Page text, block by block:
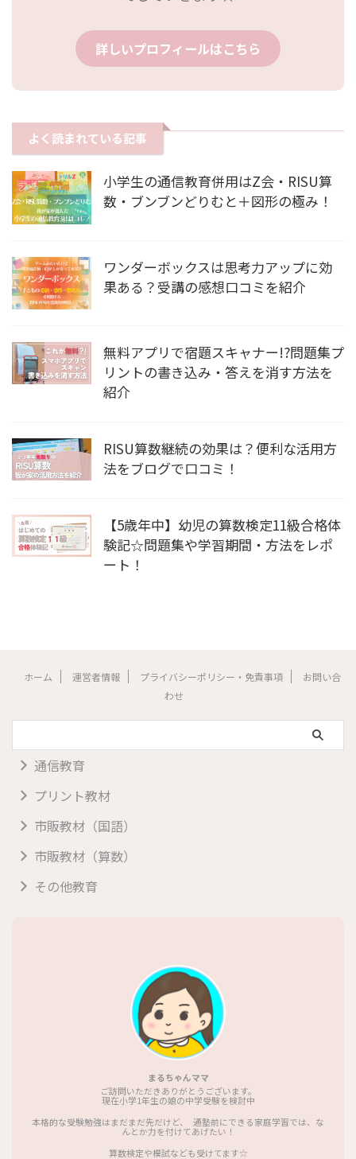
詳しいプロフィールはこちら
よく読まれている記事
小学生の通信教育併用はZ会・RISU算
数・ブンブンどりむと＋図形の極み！
ワンダーボックスは思考力アップに効
果ある？受講の感想口コミを紹介
無料アプリで宿題スキャナー!?問題集プ
リントの書き込み・答えを消す方法を
紹介
RISU算数継続の効果は？便利な活用方
法をブログで口コミ！
【5歳年中】幼児の算数検定11級合格体
験記☆問題集や学習期間・方法をレポ
ート！
ホーム 運営者情報 プライバシーポリシー・免責事項
お問い合
わせ
通信教育
プリント教材
市販教材（国語）
市販教材（算数）
その他教育
まるちゃんママ
ご訪問いただきありがとうございます。
現在小学1年生の娘の中学受験を検討中
本格的な受験勉強はまだまだ先だけど、 通塾前にできる家庭学習では、な
んとか力を付けてあげたい！
算数検定や模試なども受けてます☆